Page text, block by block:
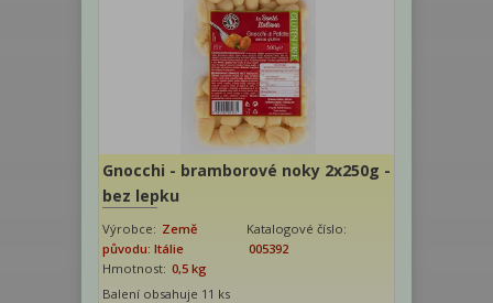
Gnocchi - bramborové noky 2x250g -
bez lepku
Výrobce: Země
původu: Itálie
Katalogové číslo:
005392
Hmotnost: 0,5 kg
Balení obsahuje 11 ks